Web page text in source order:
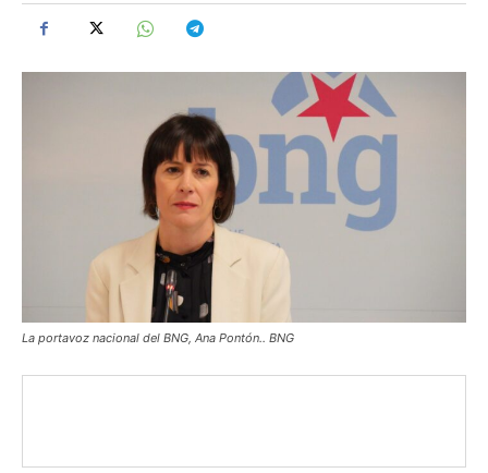
La portavoz nacional del BNG, Ana Pontón.. BNG